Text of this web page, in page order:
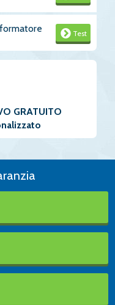
Test
GRATUITO